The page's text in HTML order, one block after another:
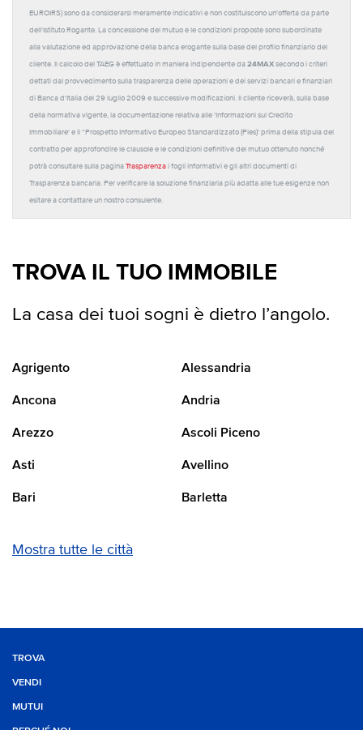
EUROIRS) sono da considerarsi meramente indicativi e non costituiscono un'offerta da parte
dell'Istituto Rogante. La concessione del mutuo e le condizioni proposte sono subordinate
alla valutazione ed approvazione della banca erogante sulla base del profilo finanziario del
cliente. Il calcolo del TAEG è effettuato in maniera indipendente da 24MAX secondo i criteri
dettati dal provvedimento sulla trasparenza delle operazioni e dei servizi bancari e finanziari
di Banca d'Italia del 29 luglio 2009 e successive modificazioni. Il cliente riceverà, sulla base
della normativa vigente, la documentazione relativa alle 'Informazioni sul Credito
Immobiliare' e il “Prospetto Informativo Europeo Standardizzato (Pies)' prima della stipula del
contratto per approfondire le clausole e le condizioni definitive del mutuo ottenuto nonché
potrà consultare sulla pagina Trasparenza i fogli informativi e gli altri documenti di
Trasparenza bancaria. Per verificare la soluzione finanziaria più adatta alle tue esigenze non
esitare a contattare un nostro consulente.
TROVA IL TUO IMMOBILE
La casa dei tuoi sogni è dietro l’angolo.
Agrigento Alessandria
Ancona Andria
Arezzo Ascoli Piceno
Asti Avellino
Bari Barletta
Mostra tutte le città
TROVA
VENDI
MUTUI